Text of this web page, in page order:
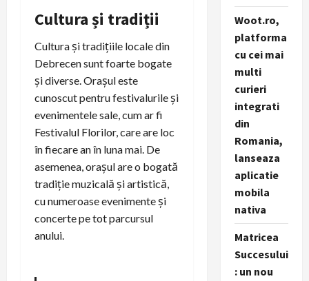
Cultura și tradiții
Cultura și tradițiile locale din
Debrecen sunt foarte bogate
și diverse. Orașul este
cunoscut pentru festivalurile și
evenimentele sale, cum ar fi
Festivalul Florilor, care are loc
în fiecare an în luna mai. De
asemenea, orașul are o bogată
tradiție muzicală și artistică,
cu numeroase evenimente și
concerte pe tot parcursul
anului.
Woot.ro,
platforma
cu cei mai
multi
curieri
integrati
din
Romania,
lanseaza
aplicatie
mobila
nativa
Matricea
Succesului
: un nou